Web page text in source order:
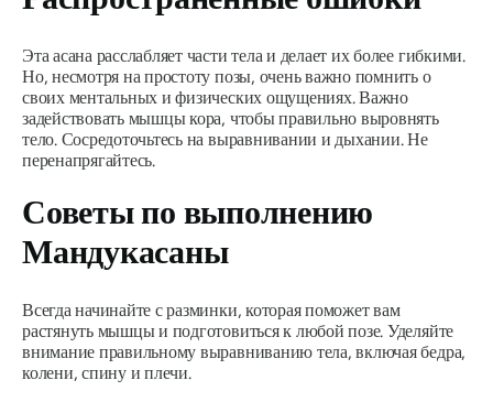
Эта асана расслабляет части тела и делает их более гибкими.
Но, несмотря на простоту позы, очень важно помнить о
своих ментальных и физических ощущениях. Важно
задействовать мышцы кора, чтобы правильно выровнять
тело. Сосредоточьтесь на выравнивании и дыхании. Не
перенапрягайтесь.
Советы по выполнению
Мандукасаны
Всегда начинайте с разминки, которая поможет вам
растянуть мышцы и подготовиться к любой позе. Уделяйте
внимание правильному выравниванию тела, включая бедра,
колени, спину и плечи.